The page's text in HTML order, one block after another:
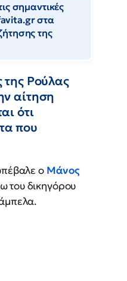
σημαντικές
στα
της
της Ρούλας
αίτηση
ότι
που
ο Μάνος
του δικηγόρου